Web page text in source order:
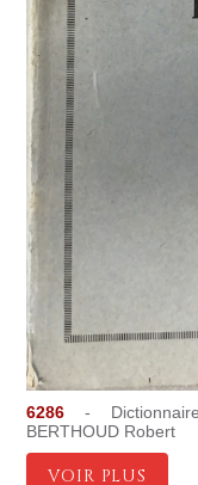
6286 -
BERTHOUD Robert
VOIR PLUS